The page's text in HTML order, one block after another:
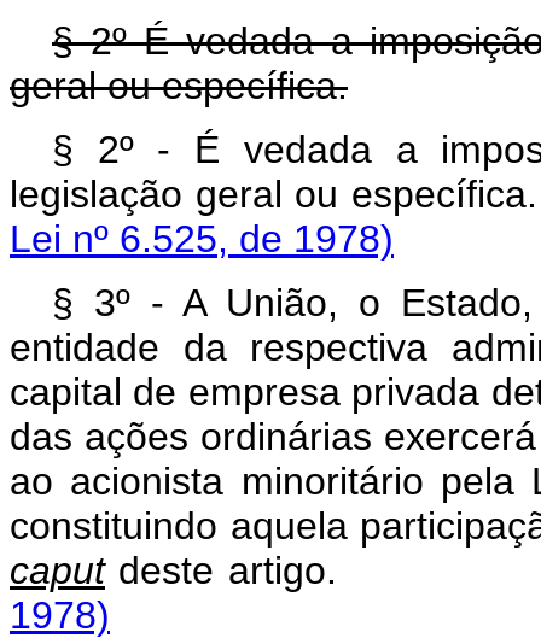
§ 2º É vedada a
geral ou específica.
§ 2º - É vedada a
legislação geral ou
Lei nº 6.525, de 1978)
§ 3º - A União, o
entidade da respectiva
capital de empresa privada
das ações ordinárias
ao acionista minoritário pela
constituindo aquela
caputdeste
1978)